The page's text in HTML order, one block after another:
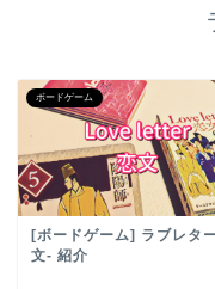
ボードゲーム
[ボードゲーム] ラブレタ
文- 紹介